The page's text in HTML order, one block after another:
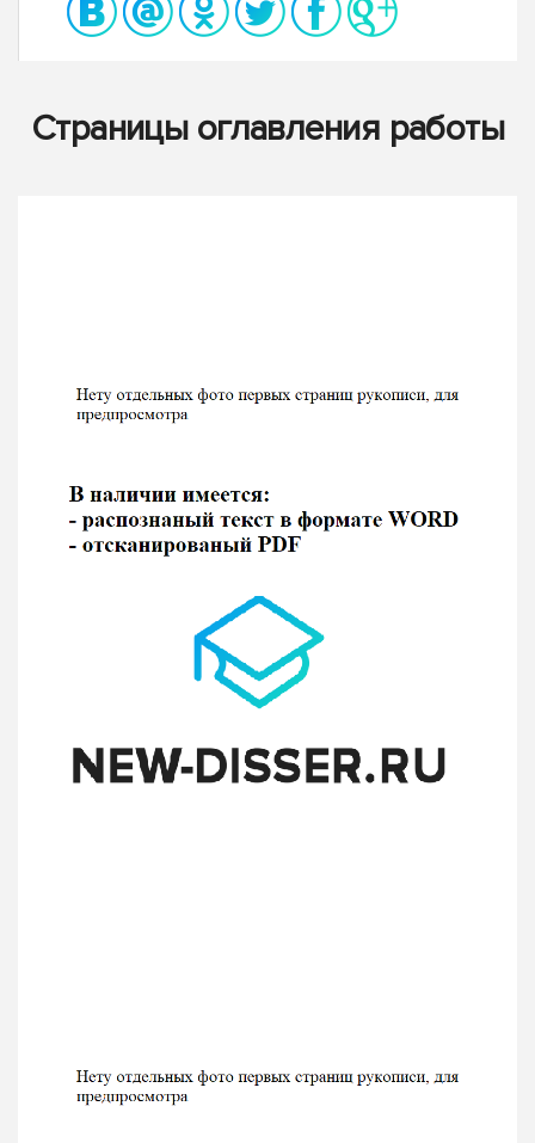
Страницы оглавления работы